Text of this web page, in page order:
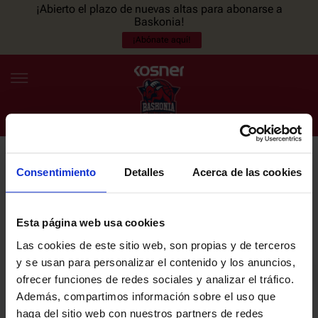
Consentimiento Detalles Acerca de las cookies
Esta página web usa cookies
Las cookies de este sitio web, son propias y de terceros
y se usan para personalizar el contenido y los anuncios,
ofrecer funciones de redes sociales y analizar el tráfico.
Además, compartimos información sobre el uso que
haga del sitio web con nuestros partners de redes
¡Abierto el plazo de nuevas altas para abonarse a
Baskonia!
¡Abónate aquí!
ES EU
NOTICIAS
PLANTILLA
ENTRADAS
NEWSLETTER
últimas noticias y promociones del club.
Email
He leído y acepto laPolítica de privacidaddel SASKI BASKONIA